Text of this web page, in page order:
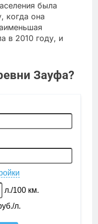
была
когда она
в 2010 году, и
Зауфа?